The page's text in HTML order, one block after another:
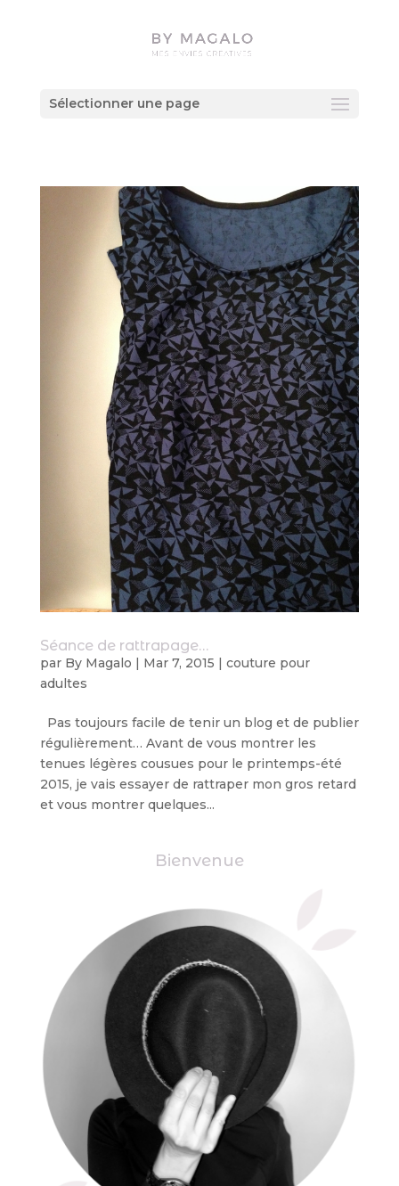
Sélectionner une page
Séance de rattrapage…
par By Magalo | Mar 7, 2015 | couture pour
adultes
Pas toujours facile de tenir un blog et de publier
régulièrement… Avant de vous montrer les
tenues légères cousues pour le printemps-été
2015, je vais essayer de rattraper mon gros retard
et vous montrer quelques...
Bienvenue